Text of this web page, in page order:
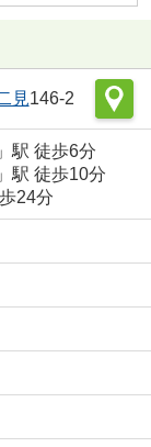
見146-2
」駅 徒歩6分
」駅 徒歩10分
24分